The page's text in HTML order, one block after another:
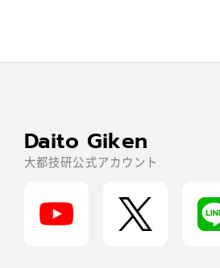
Daito Giken
大都技研公式アカウント